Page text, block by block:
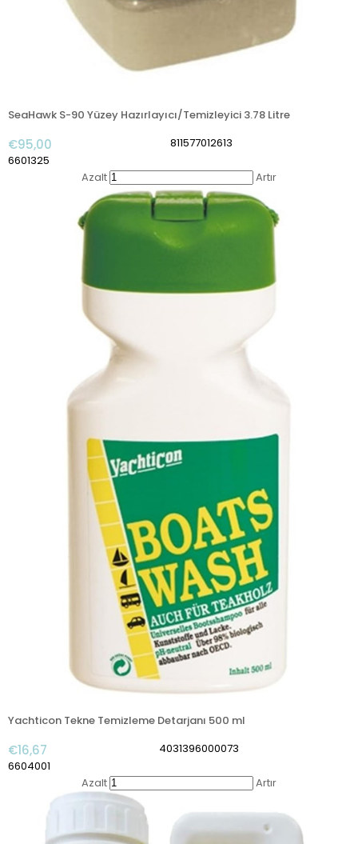
SeaHawk S-90 Yüzey Hazırlayıcı/Temizleyici 3.78 Litre
€95,00
6601325
811577012613
Azalt Artır
Yachticon Tekne Temizleme Detarjanı 500 ml
€16,67
6604001
4031396000073
Azalt Artır